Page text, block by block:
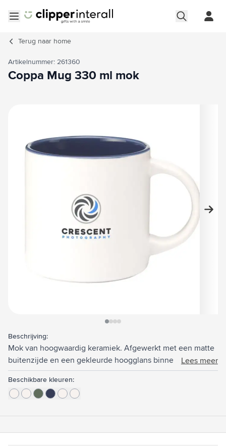
Terug naar home
Artikelnummer: 261360
Coppa Mug 330 ml mok
Beschrijving:
Mok van hoogwaardig keramiek. Afgewerkt met een matte
buitenzijde en een gekleurde hoogglans binnenzijde.
Vaatwasserbestendig. Inhoud 330 ml.
Lees meer
Beschikbare kleuren: